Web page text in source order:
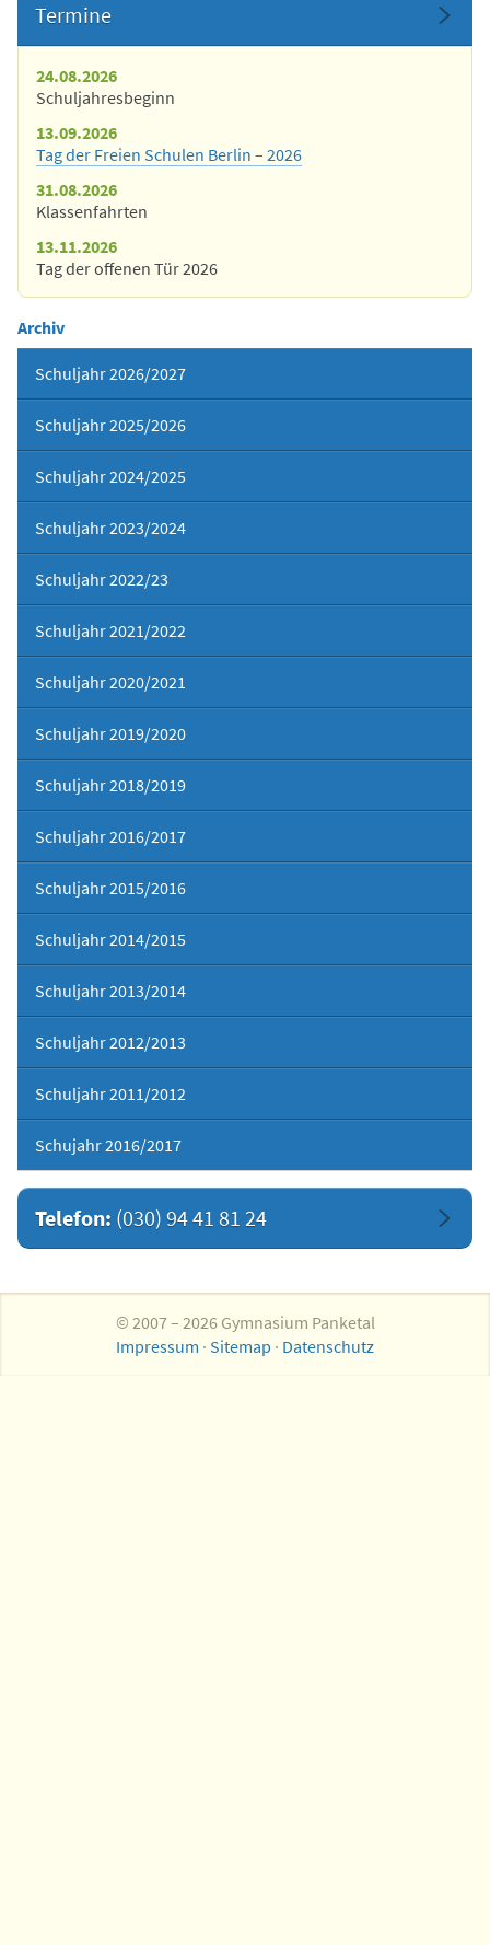
Termine
24.08.2026
Schuljahresbeginn
13.09.2026
Tag der Freien Schulen Berlin – 2026
31.08.2026
Klassenfahrten
13.11.2026
Tag der offenen Tür 2026
Archiv
Schuljahr 2026/2027
Schuljahr 2025/2026
Schuljahr 2024/2025
Schuljahr 2023/2024
Schuljahr 2022/23
Schuljahr 2021/2022
Schuljahr 2020/2021
Schuljahr 2019/2020
Schuljahr 2018/2019
Schuljahr 2016/2017
Schuljahr 2015/2016
Schuljahr 2014/2015
Schuljahr 2013/2014
Schuljahr 2012/2013
Schuljahr 2011/2012
Schujahr 2016/2017
Telefon: (030) 94 41 81 24
© 2007 – 2026 Gymnasium Panketal
Impressum · Sitemap · Datenschutz